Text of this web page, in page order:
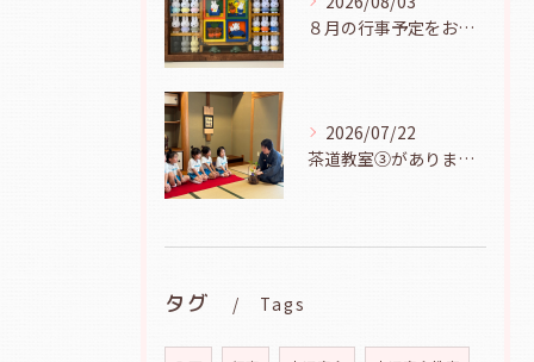
８月の行事予定をお知らせします
2026/07/22
茶道教室③がありました（年長児、７月２１日）
タグ Tags